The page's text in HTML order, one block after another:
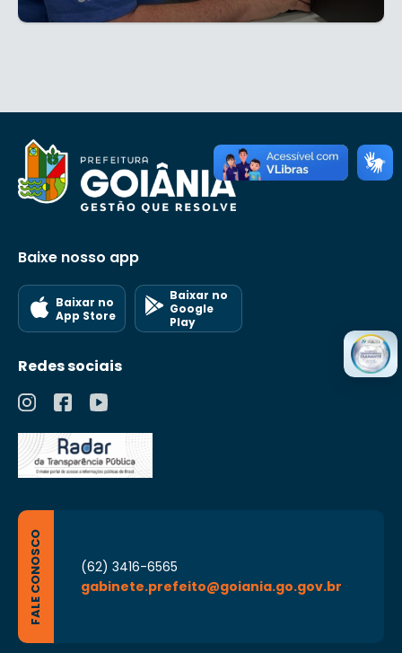
Baixe nosso app
Baixar no
App Store
Baixar no
Google
Play
Redes sociais
FALE CONOSCO
(62) 3416-6565
gabinete.prefeito@goiania.go.gov.br